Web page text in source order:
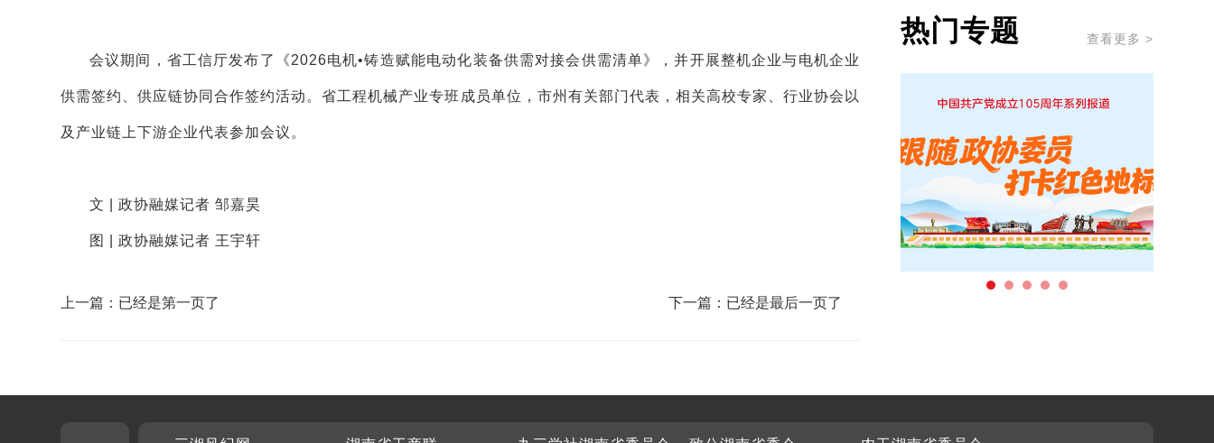
会议期间，省工信厅发布了《2026电机•铸造赋能电动化装备供需对接会供需清单》，并开展整机企业与电机企业
供需签约、供应链协同合作签约活动。省工程机械产业专班成员单位，市州有关部门代表，相关高校专家、行业协会以
及产业链上下游企业代表参加会议。
文 | 政协融媒记者 邹嘉昊
图 | 政协融媒记者 王宇轩
上一篇：已经是第一页了 下一篇：已经是最后一页了
热门专题 查看更多 >